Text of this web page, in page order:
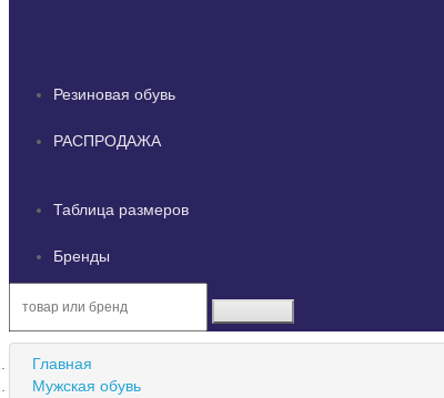
Резиновая обувь
РАСПРОДАЖА
Таблица размеров
Бренды
Главная
Мужская обувь